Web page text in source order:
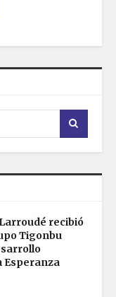
recibió
Tigonbu
Esperanza